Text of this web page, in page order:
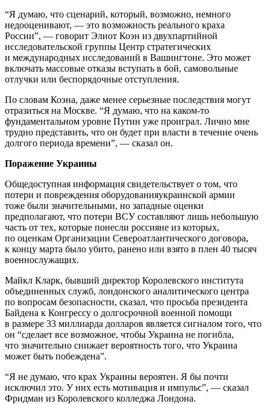
“Я думаю, что сценарий, который, возможно, немного
недооценивают, — это возможность реального краха
России”, — говорит Элиот Коэн из двухпартийной
исследовательской группы Центр стратегических
и международных исследований в Вашингтоне. Это может
включать массовые отказы вступать в бой, самовольные
отлучки или беспорядочные отступления.
По словам Коэна, даже менее серьезные последствия могут
отразиться на Москве. “Я думаю, что на каком-то
фундаментальном уровне Путин уже проиграл. Лично мне
трудно представить, что он будет при власти в течение очень
долгого периода времени”, — сказал он.
Поражение Украины
Общедоступная информация свидетельствует о том, что
потери и повреждения оборудованияукраинской армии
тоже были значительными, но западные оценки
предполагают, что потери ВСУ составляют лишь небольшую
часть от тех, которые понесли россияне из которых,
по оценкам Организации Североатлантического договора,
к концу марта было убито, ранено или взято в плен 40 тысяч
военнослужащих.
Майкл Кларк, бывший директор Королевского института
объединенных служб, лондонского аналитического центра
по вопросам безопасности, сказал, что просьба президента
Байдена к Конгрессу о долгосрочной военной помощи
в размере 33 миллиарда долларов является сигналом того, что
он “сделает все возможное, чтобы Украина не погибла,
что значительно снижает вероятность того, что Украина
может быть побеждена”.
“Я не думаю, что крах Украины вероятен. Я бы почти
исключил это. У них есть мотивация и импульс”, — сказал
Фридман из Королевского колледжа Лондона.